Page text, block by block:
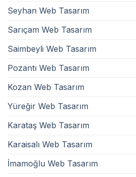
Seyhan Web Tasarım
Sarıçam Web Tasarım
Saimbeyli Web Tasarım
Pozantı Web Tasarım
Kozan Web Tasarım
Yüreğir Web Tasarım
Karataş Web Tasarım
Karaisalı Web Tasarım
İmamoğlu Web Tasarım